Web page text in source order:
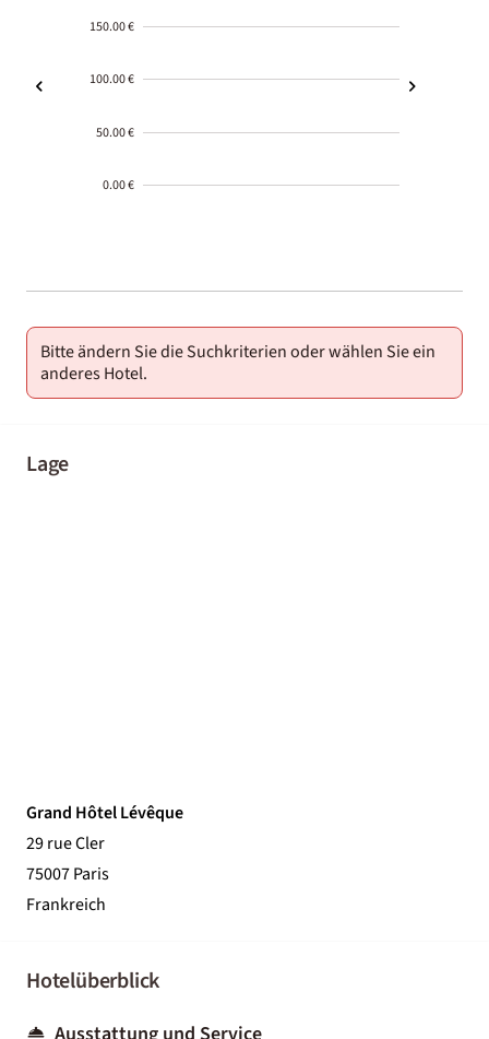
150.00 €
100.00 €
50.00 €
0.00 €
01-02
Bitte ändern Sie die Suchkriterien oder wählen Sie ein
anderes Hotel.
Lage
Grand Hôtel Lévêque
29 rue Cler
75007 Paris
Frankreich
Hotelüberblick